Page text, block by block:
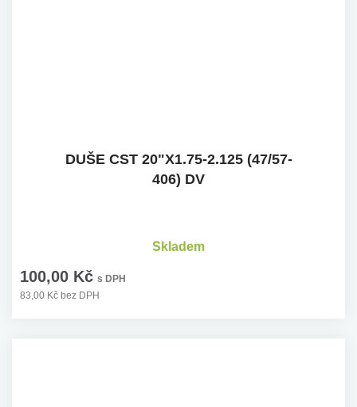
DUŠE CST 20"X1.75-2.125 (47/57-
406) DV
100,00 Kč s DPH
83,00 Kč bez DPH
Skladem